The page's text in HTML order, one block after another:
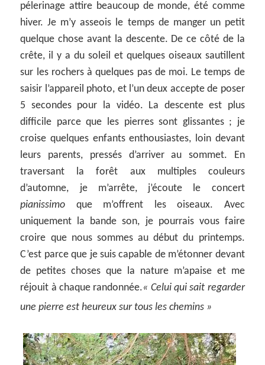
pélerinage attire beaucoup de monde, été comme
hiver. Je m’y asseois le temps de manger un petit
quelque chose avant la descente. De ce côté de la
crête, il y a du soleil et quelques oiseaux sautillent
sur les rochers à quelques pas de moi. Le temps de
saisir l’appareil photo, et l’un deux accepte de poser
5 secondes pour la vidéo. La descente est plus
difficile parce que les pierres sont glissantes ; je
croise quelques enfants enthousiastes, loin devant
leurs parents, pressés d’arriver au sommet. En
traversant la forêt aux multiples couleurs
d’automne, je m’arrête, j’écoute le concert
pianissimo que m’offrent les oiseaux. Avec
uniquement la bande son, je pourrais vous faire
croire que nous sommes au début du printemps.
C’est parce que je suis capable de m’étonner devant
de petites choses que la nature m’apaise et me
réjouit à chaque randonnée.« Celui qui sait regarder
une pierre est heureux sur tous les chemins »